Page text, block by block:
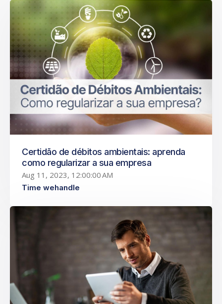
Certidão de débitos ambientais: aprenda
como regularizar a sua empresa
Aug 11, 2023, 12:00:00 AM
Time wehandle